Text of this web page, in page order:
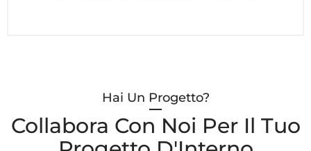
Hai Un Progetto?
Collabora Con Noi Per Il Tuo